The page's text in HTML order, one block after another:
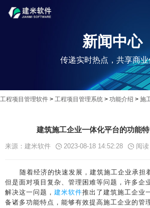
新闻中心
传递实时热点，共享商
工程项目管理软件 > 工程项目管理系统 > 功能介绍 > 施
建筑施工企业一体化平台的功能
来源：建米软件 2023-08-18 14:52:28 阅读
随着经济的快速发展，建筑施工企业承担
但是面对项目复杂、管理困难等问题，许多企
解决这一问题， 建米软件推出了建筑施工企业
备诸多功能特点，能够有效提高施工企业的管